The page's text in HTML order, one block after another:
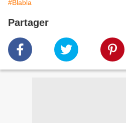
#Blabla
Partager